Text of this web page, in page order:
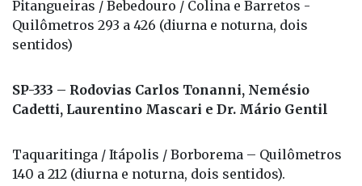
Pitangueiras / Bebedouro / Colina e Barretos -
Quilômetros 293 a 426 (diurna e noturna, dois
sentidos)
SP-333 – Rodovias Carlos Tonanni, Nemésio
Cadetti, Laurentino Mascari e Dr. Mário Gentil
Taquaritinga / Itápolis / Borborema – Quilômetros
140 a 212 (diurna e noturna, dois sentidos).